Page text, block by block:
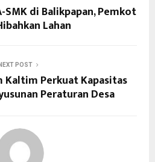
di Balikpapan, Pemkot
Lahan
NEXT POST
Kaltim Perkuat Kapasitas
Peraturan Desa